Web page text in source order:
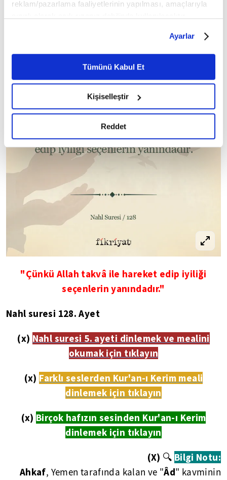
reklam/pazarlama faaliyetlerinin yapılması, amaçlarıyla
belirleyebilirsiniz. Çerezlere ilişkin detaylı bilgi için
Ayarlar butonuna tıklayabilir,Çerez Bilgilendirme
Metnimizi ziyaret edebilirsiniz.
6698 sayılı Kişisel Verilerin Korunması Kanunu uyarınca
okumak ve sitemizi ziyaretiniz kapsamında
gerçekleştirilen veri işleme faaliyetleri ile ilgili daha
detaylı bilgi almak için lütfentıklayınız.
Ayarlar
Tümünü Kabul Et
Kişiselleştir
Reddet
"Çünkü Allah takvâ ile hareket edip iyiliği
seçenlerin yanındadır."
Nahl suresi 128. Ayet
(x) Nahl suresi 5. ayeti dinlemek ve mealini
okumak için tıklayın
(x) Farklı seslerden Kur'an-ı Kerim meali
dinlemek için tıklayın
(x) Birçok hafızın sesinden Kur'an-ı Kerim
dinlemek için tıklayın
(X) 🔍 Bilgi Notu:
Ahkaf, Yemen tarafında kalan ve "Âd" kavminin